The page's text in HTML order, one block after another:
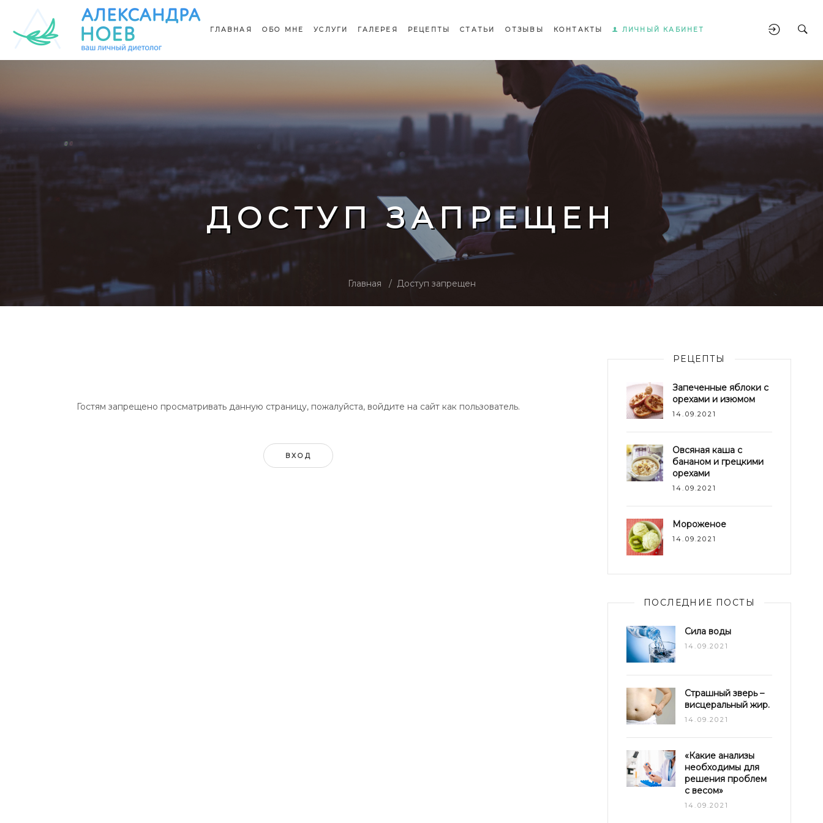
ГЛАВНАЯ ОБО МНЕ УСЛУГИ ГАЛЕРЕЯ РЕЦЕПТЫ СТАТЬИ ОТЗЫВЫ КОНТАКТЫ ЛИЧНЫЙ КАБИНЕТ
ДОСТУП ЗАПРЕЩЕН
Главная Доступ запрещен
Гостям запрещено просматривать данную страницу, пожалуйста, войдите на сайт как пользователь.
ВХОД
РЕЦЕПТЫ
Запеченные яблоки с
орехами и изюмом
14.09.2021
Овсяная каша с
бананом и грецкими
орехами
14.09.2021
Мороженое
14.09.2021
ПОСЛЕДНИЕ ПОСТЫ
Сила воды
14.09.2021
Страшный зверь –
висцеральный жир.
14.09.2021
«Какие анализы
необходимы для
решения проблем
с весом»
14.09.2021